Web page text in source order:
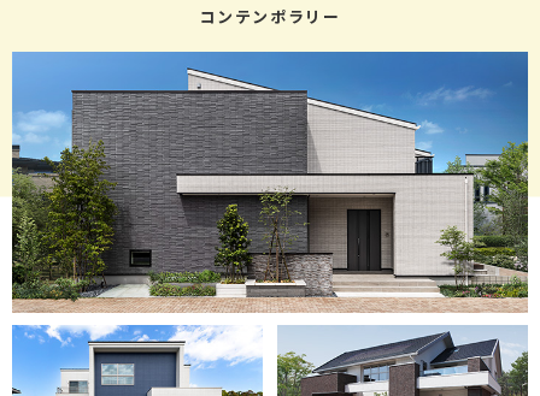
WITHEARTH HOME の BEST PLAN
コンテンポラリー